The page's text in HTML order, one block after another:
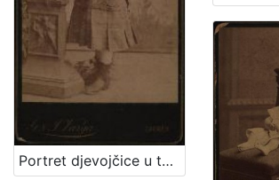
Portret djevojčice u tamnoj haljinici / [Gjuro Varga] / [izradio fotografski atelier] G. & I. Varga